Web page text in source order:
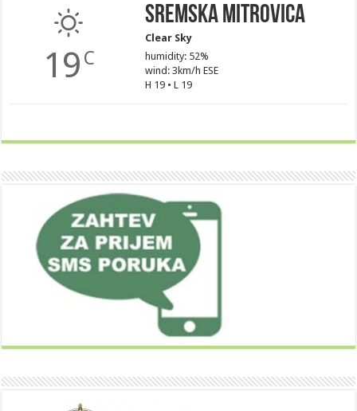
19 C
Sremska Mitrovica
Clear Sky
humidity: 52%
wind: 3km/h ESE
H 19 • L 19